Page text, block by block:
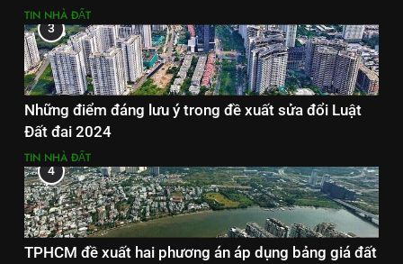
TIN NHÀ ĐẤT
3
Những điểm đáng lưu ý trong đề xuất sửa đổi Luật
Đất đai 2024
TIN NHÀ ĐẤT
4
TPHCM đề xuất hai phương án áp dụng bảng giá đất